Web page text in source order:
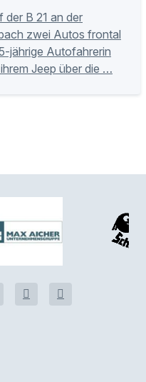
der B 21 an der
zwei Autos frontal
jährige Autofahrerin
Jeep über die …